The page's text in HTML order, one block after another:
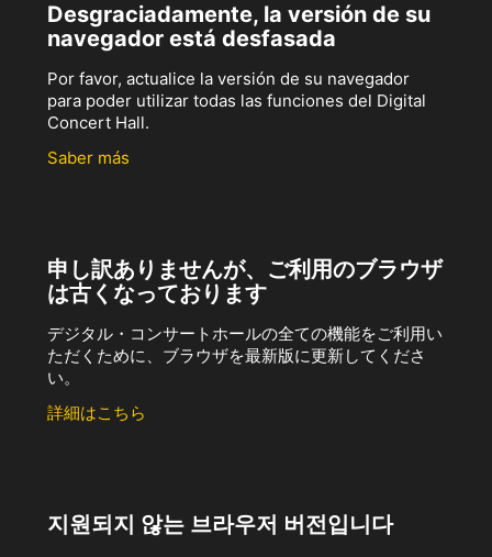
Desgraciadamente, la versión de su
navegador está desfasada
Por favor, actualice la versión de su navegador
para poder utilizar todas las funciones del Digital
Concert Hall.
Saber más
申し訳ありませんが、ご利用のブラウザ
は古くなっております
デジタル・コンサートホールの全ての機能をご利用い
ただくために、ブラウザを最新版に更新してくださ
い。
詳細はこちら
지원되지 않는 브라우저 버전입니다